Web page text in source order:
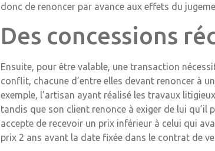
donc de renoncer par avance aux effets du
Des concessions
Ensuite, pour être valable, une transaction
conflit, chacune d’entre elles devant renoncer à
exemple, l’artisan ayant réalisé les travaux
tandis que son client renonce à exiger de lui qu’il
accepte de recevoir un prix inférieur à celui qui
prix 2 ans avant la date fixée dans le contrat de